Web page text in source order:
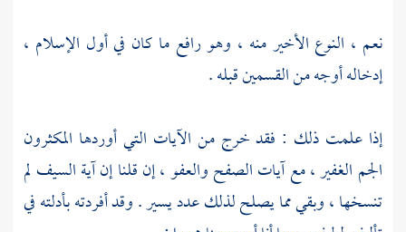
نعم ، النوع الأخير منه ، وهو رافع ما كان في أول الإسلام ،
إدخاله أوجه من القسمين قبله .
إذا علمت ذلك : فقد خرج من الآيات التي أوردها المكثرون
الجم الغفير ، مع آيات الصفح والعفو ، إن قلنا إن آية السيف لم
تنسخها ، وبقي مما يصلح لذلك عدد يسير . وقد أفردته بأدلته في